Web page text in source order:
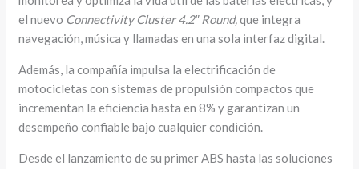
el nuevo Connectivity Cluster 4.2″ Round,que integra
navegación, música y llamadas en una sola interfaz digital.
Además, la compañía impulsa la electrificación de
motocicletas con sistemas de propulsión compactos que
incrementan la eficiencia hasta en 8% y garantizan un
desempeño confiable bajo cualquier condición.
Desde el lanzamiento de su primer ABS hasta las soluciones